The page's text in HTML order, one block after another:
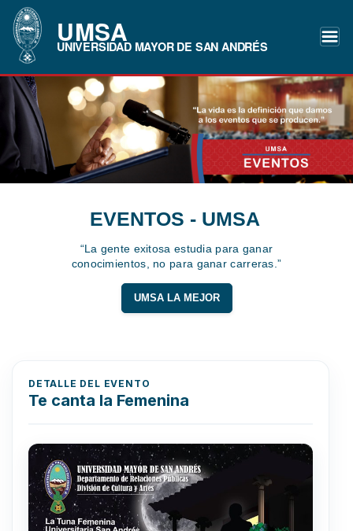
UMSA
UNIVERSIDAD MAYOR DE SAN ANDRÉS
EVENTOS - UMSA
“La gente exitosa estudia para ganar
conocimientos, no para ganar carreras.”
UMSA LA MEJOR
DETALLE DEL EVENTO
Te canta la Femenina